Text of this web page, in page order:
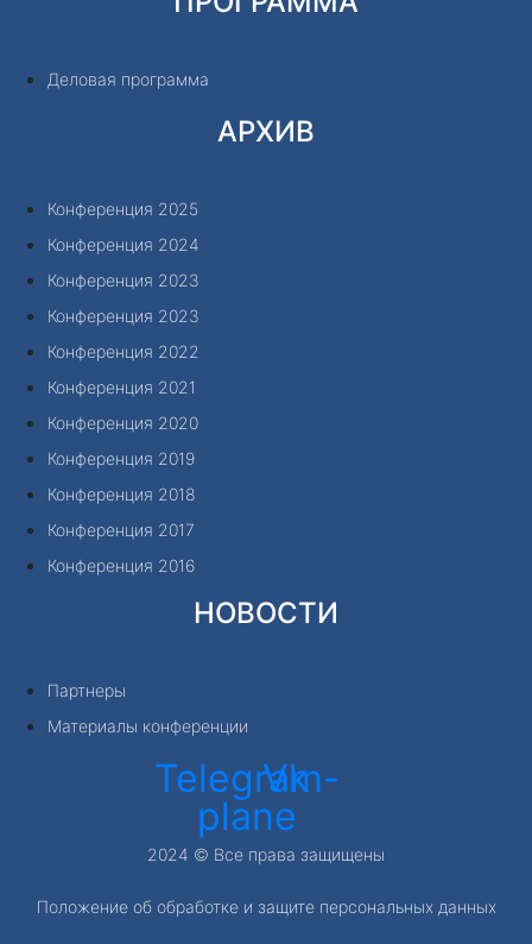
Деловая программа
АРХИВ
Конференция 2025
Конференция 2024
Конференция 2023
Конференция 2023
Конференция 2022
Конференция 2021
Конференция 2020
Конференция 2019
Конференция 2018
Конференция 2017
Конференция 2016
НОВОСТИ
Партнеры
Материалы конференции
Telegram-
plane
Vk
2024 © Все права защищены
Положение об обработке и защите персональных данных